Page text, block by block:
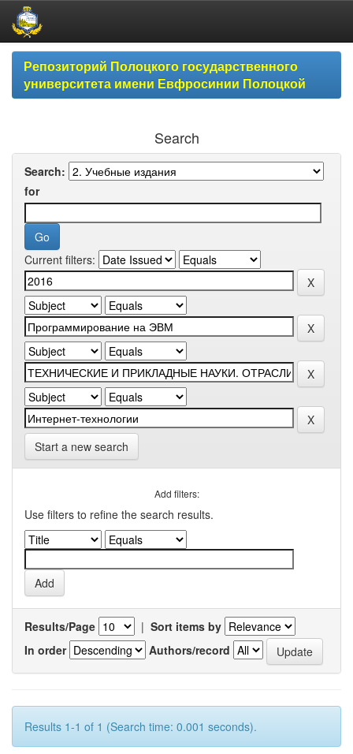
Skip
navigationРепозиторий Полоцкого государственного
университета имени Евфросинии Полоцкой
Search
Search:
for
Current filters:
Start a new search
Add filters:
Use filters to refine the search results.
Results/Page | Sort items by
In order
Authors/record
Results 1-1 of 1 (Search time: 0.001 seconds).